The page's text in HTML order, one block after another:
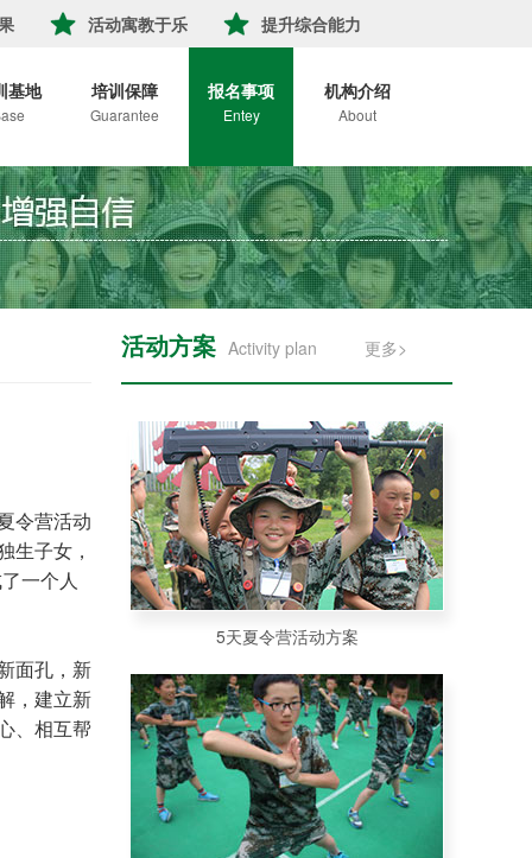
活动寓教于乐 提升综合能力
基地 培训保障
Guarantee
报名事项
Entey
机构介绍
About
令营活动
生子女，
一个人
面孔，新
，建立新
、相互帮
活动方案 Activity plan 更多>
5天夏令营活动方案